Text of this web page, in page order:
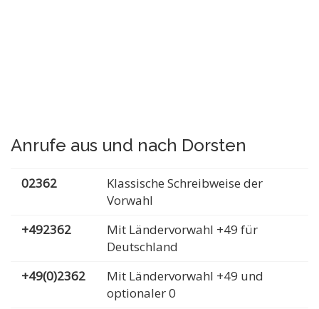
Anrufe aus und nach Dorsten
02362
Klassische Schreibweise der
Vorwahl
+492362
Mit Ländervorwahl +49 für
Deutschland
+49(0)2362
Mit Ländervorwahl +49 und
optionaler 0